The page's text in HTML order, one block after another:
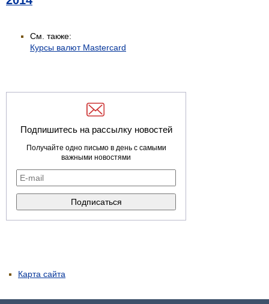
См. также:
Курсы валют Mastercard
Подпишитесь на рассылку новостей
Получайте одно письмо в день с самыми
важными новостями
Карта сайта